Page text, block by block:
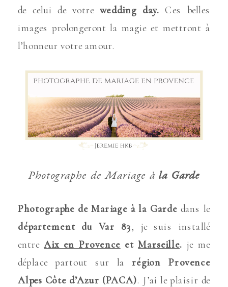
de celui de votre wedding day. Ces belles
images prolongeront la magie et mettront à
l’honneur votre amour.
Photographe de Mariage à la Garde
Photographe de Mariage àla Garde dans le
département du Var 83, je suis installé
entreAix en Provence etMarseille. je me
déplace partout sur la région Provence
Alpes Côte d’Azur (PACA). J’ai le plaisir de